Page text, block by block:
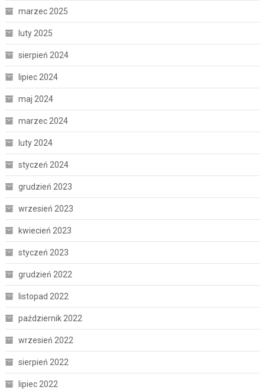
marzec 2025
luty 2025
sierpień 2024
lipiec 2024
maj 2024
marzec 2024
luty 2024
styczeń 2024
grudzień 2023
wrzesień 2023
kwiecień 2023
styczeń 2023
grudzień 2022
listopad 2022
październik 2022
wrzesień 2022
sierpień 2022
lipiec 2022